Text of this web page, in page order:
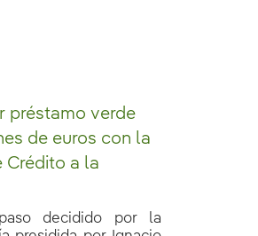
préstamo verde
de euros con la
Crédito a la
decidido por la